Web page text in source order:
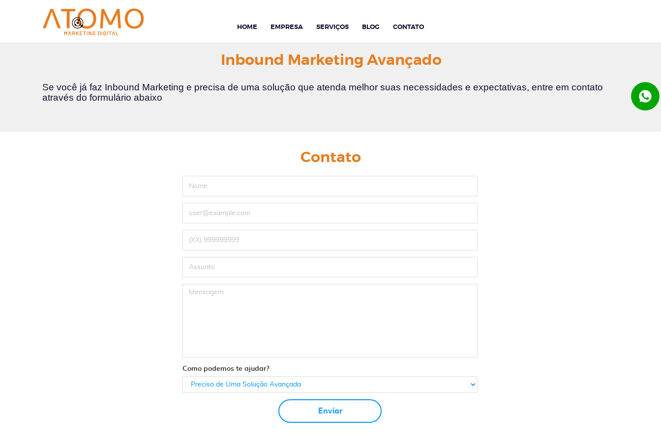
HOME EMPRESA SERVIÇOS BLOG CONTATO
Inbound Marketing Avançado
Se você já faz Inbound Marketing e precisa de uma solução que atenda melhor suas necessidades e expectativas, entre em contato
através do formulário abaixo
Textarea
Como podemos te ajudar?
Enviar
Contato